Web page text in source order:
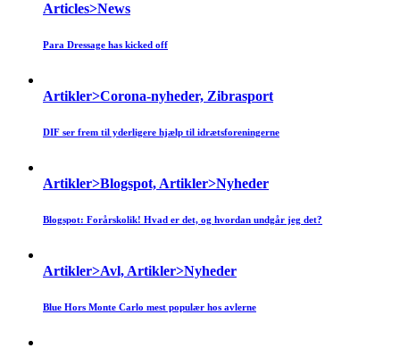
Articles>News
Para Dressage has kicked off
Artikler>Corona-nyheder, Zibrasport
DIF ser frem til yderligere hjælp til idrætsforeningerne
Artikler>Blogspot, Artikler>Nyheder
Blogspot: Forårskolik! Hvad er det, og hvordan undgår jeg det?
Artikler>Avl, Artikler>Nyheder
Blue Hors Monte Carlo mest populær hos avlerne